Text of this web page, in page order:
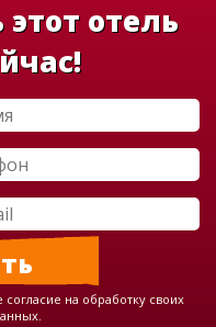
отель
на обработку своих